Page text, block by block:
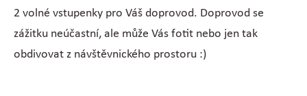
2 volné vstupenky pro Váš doprovod. Doprovod se
zážitku neúčastní, ale může Vás fotit nebo jen tak
obdivovat z návštěvnického prostoru :)